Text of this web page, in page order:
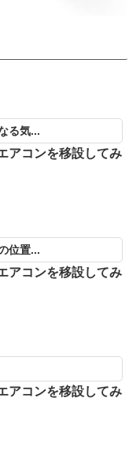
る気...
アコンを移設してみ
位置...
アコンを移設してみ
アコンを移設してみ